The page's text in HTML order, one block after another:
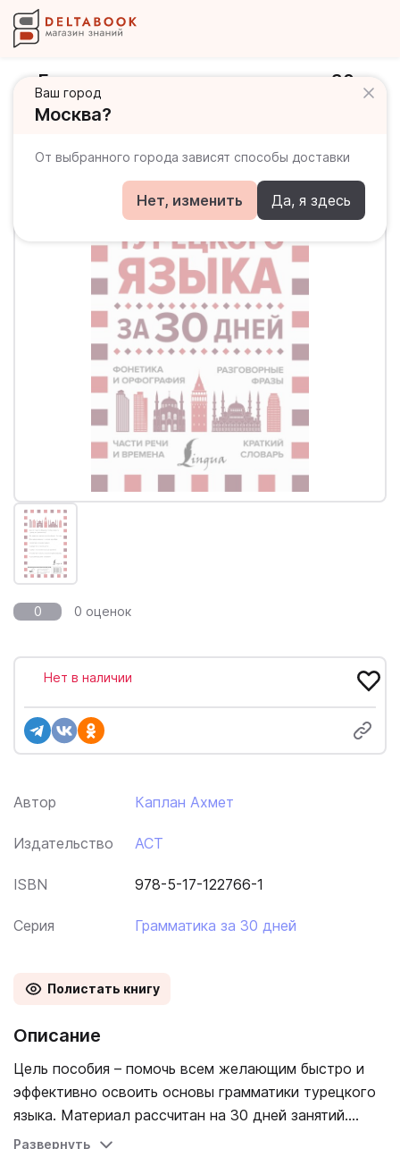
Ваш город
Москва?
От выбранного города зависят способы доставки
Нет, изменить Да, я здесь
Грамматика турецкого языка за 30
дней
0 0 оценок
Автор Каплан Ахмет
Издательство АСТ
ISBN 978-5-17-122766-1
Серия Грамматика за 30 дней
Полистать книгу
Нет в наличии
Описание
Цель пособия – помочь всем желающим быстро и
эффективно освоить основы грамматики турецкого
языка. Материал рассчитан на 30 дней занятий.
Лексика дается в объеме, позволяющем вести
Развернуть